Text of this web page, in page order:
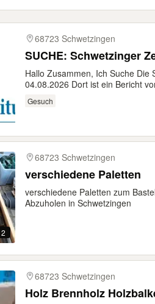
68723 Schwetzingen
SUCHE: Schwetzinger
Hallo Zusammen, Ich Suche Die
04.08.2026 Dort ist ein Bericht
Gesuch
2
68723 Schwetzingen
verschiedene Paletten
verschiedene Paletten zum
Abzuholen in Schwetzingen
68723 Schwetzingen
Holz Brennholz